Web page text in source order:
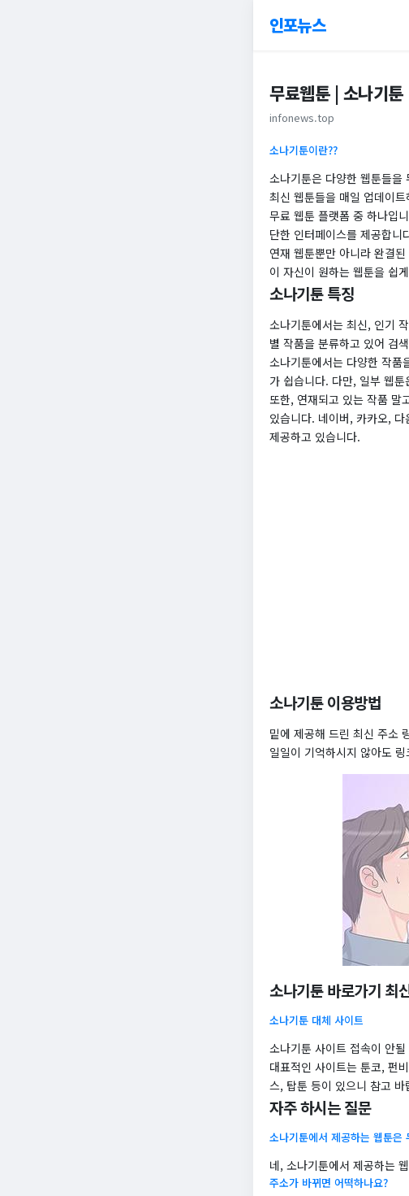
인포뉴스
무료웹툰 | 소나기툰
infonews.top
소나기툰이란??
소나기툰은 다양한 웹툰들을
최신 웹툰들을 매일 업데이
무료 웹툰 플랫폼 중 하나입
단한 인터페이스를 제공합니
연재 웹툰뿐만 아니라 완결
이 자신이 원하는 웹툰을 쉽
소나기툰 특징
소나기툰에서는 최신, 인기
별 작품을 분류하고 있어 검
소나기툰에서는 다양한 작품
가 쉽습니다. 다만, 일부 웹
또한, 연재되고 있는 작품 말
있습니다. 네이버, 카카오,
제공하고 있습니다.
소나기툰 이용방법
밑에 제공해 드린 최신 주소
일일이 기억하시지 않아도
소나기툰 바로가기 최
소나기툰 대체 사이트
소나기툰 사이트 접속이 안
대표적인 사이트는 툰코, 펀
스, 탑툰 등이 있으니 참고 바
자주 하시는 질문
소나기툰에서 제공하는 웹툰은
네, 소나기툰에서 제공하는
주소가 바뀌면 어떡하나요?